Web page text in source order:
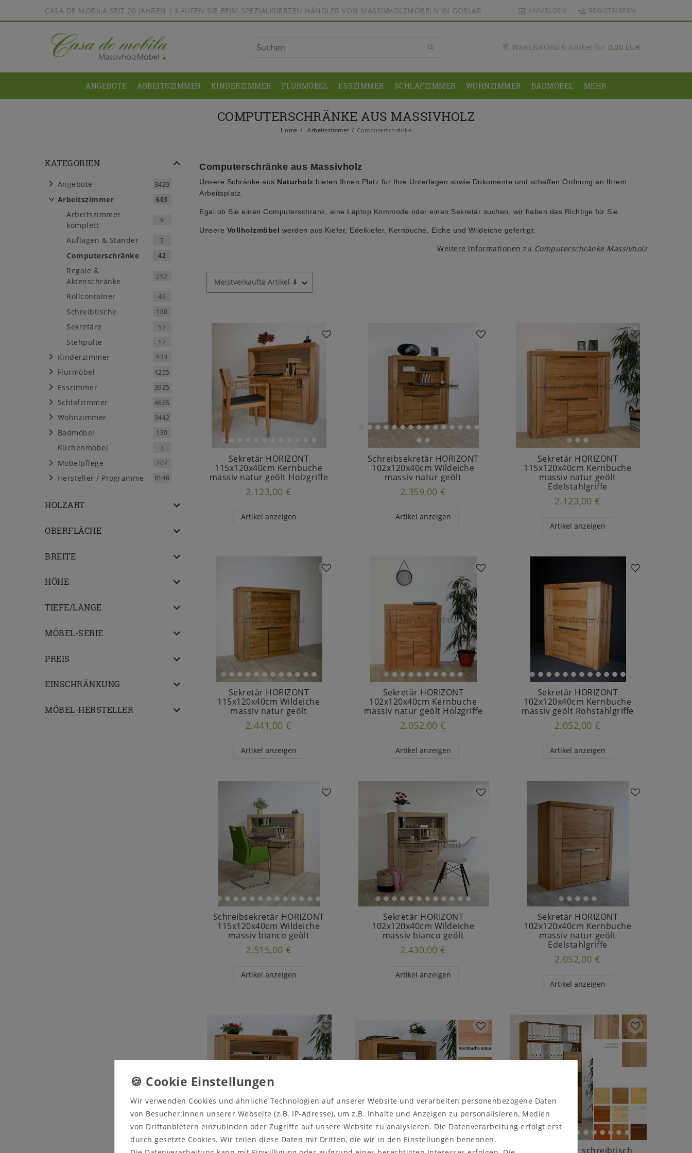
CASA DE MOBILA SEIT 20 JAHREN | KAUFEN SIE BEIM SPEZIALISIERTEN HÄNDLER VON MASSIVHOLZMÖBELN IN GOSLAR ANMELDEN REGISTRIEREN
WARENKORB 0 Artikel für 0,00 EUR
ANGEBOTE ARBEITSZIMMER KINDERZIMMER FLURMÖBEL ESSZIMMER SCHLAFZIMMER WOHNZIMMER BADMÖBEL MEHR
COMPUTERSCHRÄNKE AUS MASSIVHOLZ
Home Arbeitszimmer Computerschränke
KATEGORIEN
Angebote 3429
Arbeitszimmer 603
Arbeitszimmer
komplett
9
Auflagen & Ständer 5
Computerschränke 42
Regale &
Aktenschränke
262
Rollcontainer 46
Schreibtische 160
Sekretäre 57
Stehpulte 17
Kinderzimmer 533
Flurmöbel 1255
Esszimmer 3925
Schlafzimmer 4665
Wohnzimmer 3442
Badmöbel 130
Küchenmöbel 3
Möbelpflege 207
Hersteller / Programme 8148
HOLZART
OBERFLÄCHE
BREITE
HÖHE
TIEFE/LÄNGE
MÖBEL-SERIE
PREIS
EINSCHRÄNKUNG
MÖBEL-HERSTELLER
Computerschränke aus Massivholz
Unsere Schränke aus Naturholz bieten Ihnen Platz für Ihre Unterlagen sowie Dokumente und schaffen Ordnung an Ihrem
Arbeitsplatz.
Egal ob Sie einen Computerschrank, eine Laptop Kommode oder einen Sekretär suchen, wir haben das Richtige für Sie
Unsere Vollholzmöbel werden aus Kiefer, Edelkiefer, Kernbuche, Eiche und Wildeiche gefertigt.
Weitere Informationen zu Computerschränke Massivholz
Sekretär HORIZONT
115x120x40cm Kernbuche
massiv natur geölt Holzgriffe
2.123,00 €
Artikel anzeigen
Schreibsekretär HORIZONT
102x120x40cm Wildeiche
massiv natur geölt
2.359,00 €
Artikel anzeigen
Sekretär HORIZONT
115x120x40cm Kernbuche
massiv natur geölt
Edelstahlgriffe
2.123,00 €
Artikel anzeigen
Sekretär HORIZONT
115x120x40cm Wildeiche
massiv natur geölt
2.441,00 €
Artikel anzeigen
Sekretär HORIZONT
102x120x40cm Kernbuche
massiv natur geölt Holzgriffe
2.052,00 €
Artikel anzeigen
Sekretär HORIZONT
102x120x40cm Kernbuche
massiv geölt Rohstahlgriffe
2.052,00 €
Artikel anzeigen
Schreibsekretär HORIZONT
115x120x40cm Wildeiche
massiv bianco geölt
2.515,00 €
Artikel anzeigen
Sekretär HORIZONT
102x120x40cm Wildeiche
massiv bianco geölt
2.430,00 €
Artikel anzeigen
Sekretär HORIZONT
102x120x40cm Kernbuche
massiv natur geölt
Edelstahlgriffe
2.052,00 €
Artikel anzeigen
Sekretär SKYLINE
Sekretär SKYLINE
Büroregal mit schreibtisch
Wir verwenden Cookies und ähnliche Technologien auf unserer Website und verarbeiten personenbezogene Daten
von Besucher:innen unserer Webseite (z.B. IP-Adresse), um z.B. Inhalte und Anzeigen zu personalisieren, Medien
von Drittanbietern einzubinden oder Zugriffe auf unsere Website zu analysieren. Die Datenverarbeitung erfolgt erst
durch gesetzte Cookies. Wir teilen diese Daten mit Dritten, die wir in den Einstellungen benennen.